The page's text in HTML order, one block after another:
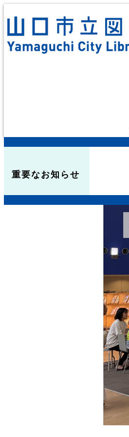
重要なお知らせ